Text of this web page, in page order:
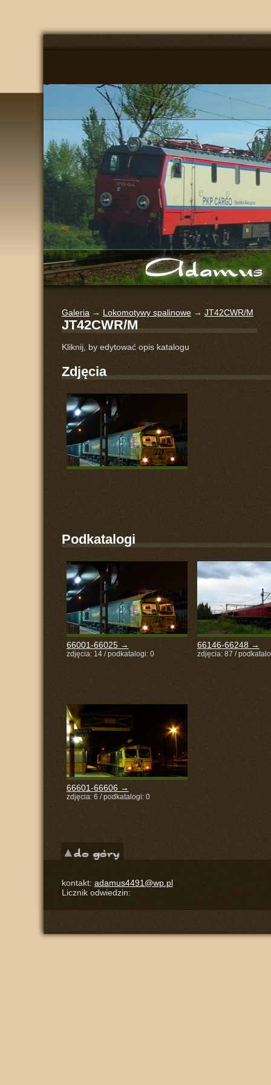
Galeria → Lokomotywy spalinowe→ JT42CWR/M
JT42CWR/M
Kliknij, by edytować opis katalogu
Zdjęcia
Podkatalogi
66001-66025 →
zdjęcia: 14 / podkatalogi: 0
66146-66248 →
zdjęcia: 87 /
66601-66606 →
zdjęcia: 6 / podkatalogi: 0
kontakt: adamus4491@wp.pl
Licznik odwiedzin: